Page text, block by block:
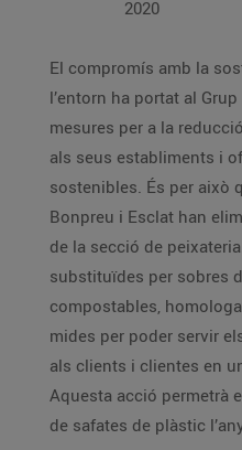
2020
El compromís amb la
l’entorn ha portat al
mesures per a la
als seus establiments i
sostenibles. És per això
Bonpreu i Esclat han
de la secció de
substituïdes per sobres
compostables,
mides per poder servir
als clients i clientes en
Aquesta acció permetrà
de safates de plàstic